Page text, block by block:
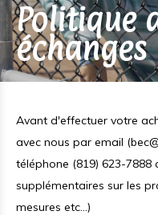
Politique
échanges
Avant d'effectuer votre
avec nous par email (
téléphone (819) 623-
supplémentaires sur les
mesures etc...)